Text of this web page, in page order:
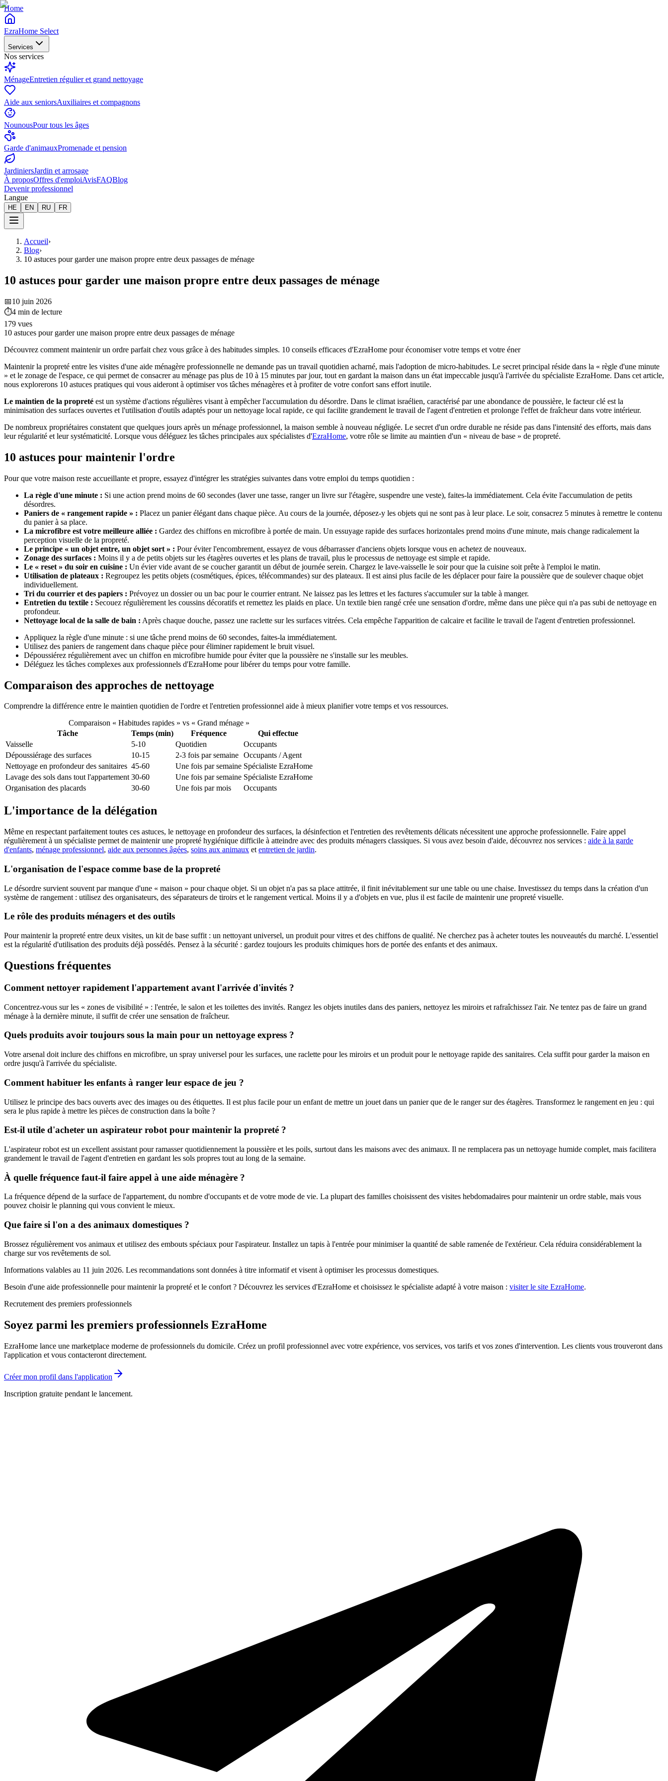
Home
EzraHome Select
Services
Nos services
MénageEntretien régulier et grand nettoyage
Aide aux seniorsAuxiliaires et compagnons
NounousPour tous les âges
Garde d'animauxPromenade et pension
JardiniersJardin et arrosage
À proposOffres d'emploiAvisFAQBlog
Devenir professionnel
Langue
HE EN RU FR
Accueil›
Blog›
10 astuces pour garder une maison propre entre deux passages de ménage
10 astuces pour garder une maison propre entre deux passages de ménage
📅10 juin 2026
⏱4 min de lecture
179 vues
10 astuces pour garder une maison propre entre deux passages de ménage
Découvrez comment maintenir un ordre parfait chez vous grâce à des habitudes simples. 10 conseils efficaces d'EzraHome pour économiser votre temps et votre éner
Maintenir la propreté entre les visites d'une aide ménagère professionnelle ne demande pas un travail quotidien acharné, mais l'adoption de micro-habitudes. Le secret principal réside dans la « règle d'une minute
» et le zonage de l'espace, ce qui permet de consacrer au ménage pas plus de 10 à 15 minutes par jour, tout en gardant la maison dans un état impeccable jusqu'à l'arrivée du spécialiste EzraHome. Dans cet article,
nous explorerons 10 astuces pratiques qui vous aideront à optimiser vos tâches ménagères et à profiter de votre confort sans effort inutile.
Le maintien de la propreté est un système d'actions régulières visant à empêcher l'accumulation du désordre. Dans le climat israélien, caractérisé par une abondance de poussière, le facteur clé est la
minimisation des surfaces ouvertes et l'utilisation d'outils adaptés pour un nettoyage local rapide, ce qui facilite grandement le travail de l'agent d'entretien et prolonge l'effet de fraîcheur dans votre intérieur.
De nombreux propriétaires constatent que quelques jours après un ménage professionnel, la maison semble à nouveau négligée. Le secret d'un ordre durable ne réside pas dans l'intensité des efforts, mais dans
leur régularité et leur systématicité. Lorsque vous déléguez les tâches principales aux spécialistes d'EzraHome, votre rôle se limite au maintien d'un « niveau de base » de propreté.
10 astuces pour maintenir l'ordre
Pour que votre maison reste accueillante et propre, essayez d'intégrer les stratégies suivantes dans votre emploi du temps quotidien :
La règle d'une minute : Si une action prend moins de 60 secondes (laver une tasse, ranger un livre sur l'étagère, suspendre une veste), faites-la immédiatement. Cela évite l'accumulation de petits
désordres.
Paniers de « rangement rapide » : Placez un panier élégant dans chaque pièce. Au cours de la journée, déposez-y les objets qui ne sont pas à leur place. Le soir, consacrez 5 minutes à remettre le contenu
du panier à sa place.
La microfibre est votre meilleure alliée : Gardez des chiffons en microfibre à portée de main. Un essuyage rapide des surfaces horizontales prend moins d'une minute, mais change radicalement la
perception visuelle de la propreté.
Le principe « un objet entre, un objet sort » : Pour éviter l'encombrement, essayez de vous débarrasser d'anciens objets lorsque vous en achetez de nouveaux.
Zonage des surfaces : Moins il y a de petits objets sur les étagères ouvertes et les plans de travail, plus le processus de nettoyage est simple et rapide.
Le « reset » du soir en cuisine : Un évier vide avant de se coucher garantit un début de journée serein. Chargez le lave-vaisselle le soir pour que la cuisine soit prête à l'emploi le matin.
Utilisation de plateaux : Regroupez les petits objets (cosmétiques, épices, télécommandes) sur des plateaux. Il est ainsi plus facile de les déplacer pour faire la poussière que de soulever chaque objet
individuellement.
Tri du courrier et des papiers : Prévoyez un dossier ou un bac pour le courrier entrant. Ne laissez pas les lettres et les factures s'accumuler sur la table à manger.
Entretien du textile : Secouez régulièrement les coussins décoratifs et remettez les plaids en place. Un textile bien rangé crée une sensation d'ordre, même dans une pièce qui n'a pas subi de nettoyage en
profondeur.
Nettoyage local de la salle de bain : Après chaque douche, passez une raclette sur les surfaces vitrées. Cela empêche l'apparition de calcaire et facilite le travail de l'agent d'entretien professionnel.
Appliquez la règle d'une minute : si une tâche prend moins de 60 secondes, faites-la immédiatement.
Utilisez des paniers de rangement dans chaque pièce pour éliminer rapidement le bruit visuel.
Dépoussiérez régulièrement avec un chiffon en microfibre humide pour éviter que la poussière ne s'installe sur les meubles.
Déléguez les tâches complexes aux professionnels d'EzraHome pour libérer du temps pour votre famille.
Comparaison des approches de nettoyage
Comprendre la différence entre le maintien quotidien de l'ordre et l'entretien professionnel aide à mieux planifier votre temps et vos ressources.
Comparaison « Habitudes rapides » vs « Grand ménage »
Tâche
Temps (min) Fréquence
Qui effectue
Vaisselle
5-10 Quotidien
Occupants
Dépoussiérage des surfaces
10-15 2-3 fois par semaine Occupants / Agent
Nettoyage en profondeur des sanitaires 45-60 Une fois par semaine Spécialiste EzraHome
Lavage des sols dans tout l'appartement 30-60 Une fois par semaine Spécialiste EzraHome
Organisation des placards
30-60 Une fois par mois Occupants
L'importance de la délégation
Même en respectant parfaitement toutes ces astuces, le nettoyage en profondeur des surfaces, la désinfection et l'entretien des revêtements délicats nécessitent une approche professionnelle. Faire appel
régulièrement à un spécialiste permet de maintenir une propreté hygiénique difficile à atteindre avec des produits ménagers classiques. Si vous avez besoin d'aide, découvrez nos services : aide à la garde
d'enfants, ménage professionnel, aide aux personnes âgées, soins aux animaux et entretien de jardin.
L'organisation de l'espace comme base de la propreté
Le désordre survient souvent par manque d'une « maison » pour chaque objet. Si un objet n'a pas sa place attitrée, il finit inévitablement sur une table ou une chaise. Investissez du temps dans la création d'un
système de rangement : utilisez des organisateurs, des séparateurs de tiroirs et le rangement vertical. Moins il y a d'objets en vue, plus il est facile de maintenir une propreté visuelle.
Le rôle des produits ménagers et des outils
Pour maintenir la propreté entre deux visites, un kit de base suffit : un nettoyant universel, un produit pour vitres et des chiffons de qualité. Ne cherchez pas à acheter toutes les nouveautés du marché. L'essentiel
est la régularité d'utilisation des produits déjà possédés. Pensez à la sécurité : gardez toujours les produits chimiques hors de portée des enfants et des animaux.
Questions fréquentes
Comment nettoyer rapidement l'appartement avant l'arrivée d'invités ?
Concentrez-vous sur les « zones de visibilité » : l'entrée, le salon et les toilettes des invités. Rangez les objets inutiles dans des paniers, nettoyez les miroirs et rafraîchissez l'air. Ne tentez pas de faire un grand
ménage à la dernière minute, il suffit de créer une sensation de fraîcheur.
Quels produits avoir toujours sous la main pour un nettoyage express ?
Votre arsenal doit inclure des chiffons en microfibre, un spray universel pour les surfaces, une raclette pour les miroirs et un produit pour le nettoyage rapide des sanitaires. Cela suffit pour garder la maison en
ordre jusqu'à l'arrivée du spécialiste.
Comment habituer les enfants à ranger leur espace de jeu ?
Utilisez le principe des bacs ouverts avec des images ou des étiquettes. Il est plus facile pour un enfant de mettre un jouet dans un panier que de le ranger sur des étagères. Transformez le rangement en jeu : qui
sera le plus rapide à mettre les pièces de construction dans la boîte ?
Est-il utile d'acheter un aspirateur robot pour maintenir la propreté ?
L'aspirateur robot est un excellent assistant pour ramasser quotidiennement la poussière et les poils, surtout dans les maisons avec des animaux. Il ne remplacera pas un nettoyage humide complet, mais facilitera
grandement le travail de l'agent d'entretien en gardant les sols propres tout au long de la semaine.
À quelle fréquence faut-il faire appel à une aide ménagère ?
La fréquence dépend de la surface de l'appartement, du nombre d'occupants et de votre mode de vie. La plupart des familles choisissent des visites hebdomadaires pour maintenir un ordre stable, mais vous
pouvez choisir le planning qui vous convient le mieux.
Que faire si l'on a des animaux domestiques ?
Brossez régulièrement vos animaux et utilisez des embouts spéciaux pour l'aspirateur. Installez un tapis à l'entrée pour minimiser la quantité de sable ramenée de l'extérieur. Cela réduira considérablement la
charge sur vos revêtements de sol.
Informations valables au 11 juin 2026. Les recommandations sont données à titre informatif et visent à optimiser les processus domestiques.
Besoin d'une aide professionnelle pour maintenir la propreté et le confort ? Découvrez les services d'EzraHome et choisissez le spécialiste adapté à votre maison : visiter le site EzraHome.
Recrutement des premiers professionnels
Soyez parmi les premiers professionnels EzraHome
EzraHome lance une marketplace moderne de professionnels du domicile. Créez un profil professionnel avec votre expérience, vos services, vos tarifs et vos zones d'intervention. Les clients vous trouveront dans
l'application et vous contacteront directement.
Créer mon profil dans l'application
Inscription gratuite pendant le lancement.